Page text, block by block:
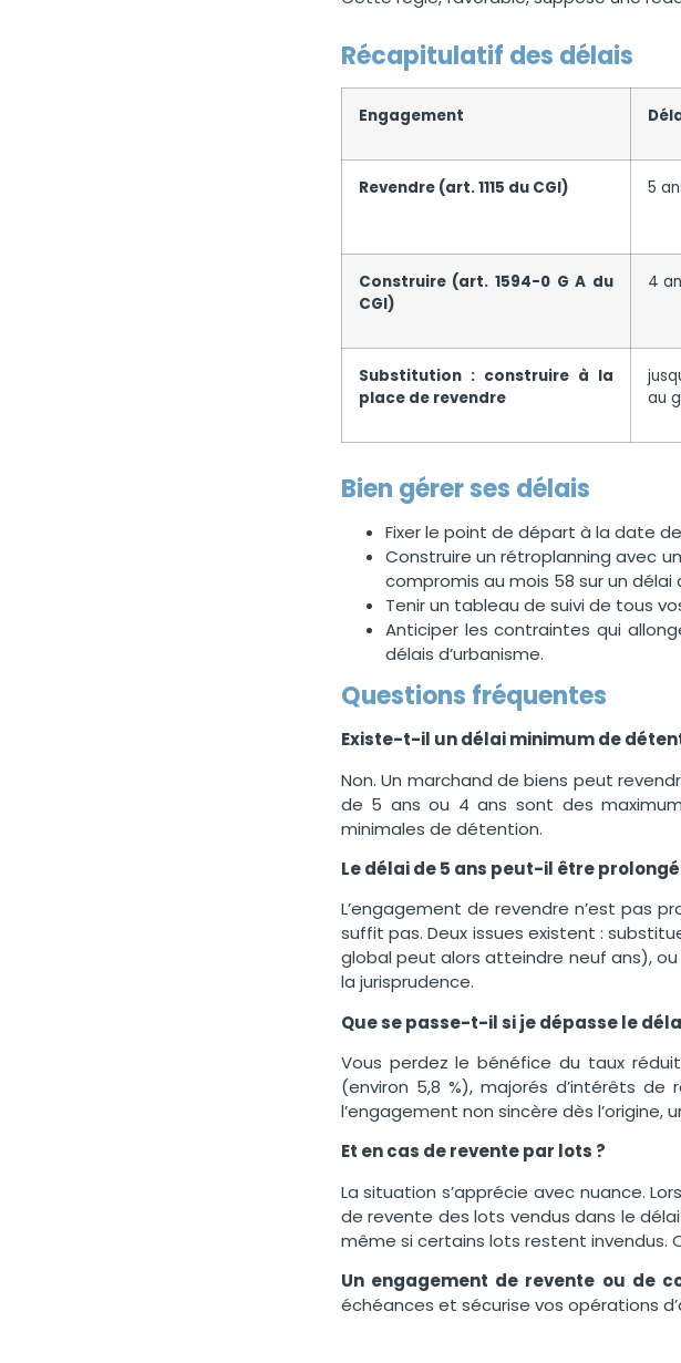
Récapitulatif des délais
Engagement
Revendre (art. 1115 du CGI) 5
Construire (art. 1594-0 G A du
CGI)
4
Substitution : construire à la
place de revendre
au
Bien gérer ses délais
Fixer le point de départ à la date
Construire un rétroplanning avec
compromis au mois 58 sur un délai
Tenir un tableau de suivi de tous
Anticiper les contraintes qui
délais d’urbanisme.
Questions fréquentes
Existe-t-il un délai minimum de
Non. Un marchand de biens peut
de 5 ans ou 4 ans sont des
minimales de détention.
Le délai de 5 ans peut-il être prolongé
L’engagement de revendre n’est pas
suffit pas. Deux issues existent :
global peut alors atteindre neuf ans),
la jurisprudence.
Que se passe-t-il si je dépasse le
Vous perdez le bénéfice du taux
(environ 5,8 %), majorés d’intérêts de
l’engagement non sincère dès
Et en cas de revente par lots ?
La situation s’apprécie avec nuance.
de revente des lots vendus dans le
même si certains lots restent invendus.
Un engagement de revente ou de
échéances et sécurise vos opérations